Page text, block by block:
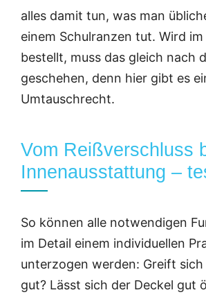
alles damit tun, was man
einem Schulranzen tut. Wird
bestellt, muss das gleich nach
geschehen, denn hier gibt es
Umtauschrecht.
Vom Reißverschluss
Innenausstattung –
So können alle notwendigen
im Detail einem individuellen
unterzogen werden: Greift sich
gut? Lässt sich der Deckel gut